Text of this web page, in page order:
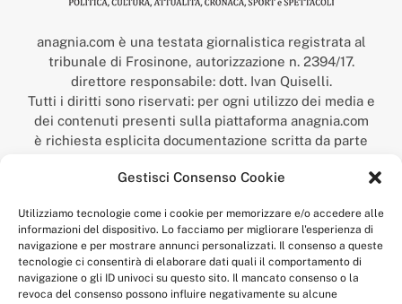
Gestisci Consenso Cookie
Utilizziamo tecnologie come i cookie per memorizzare e/o accedere alle
informazioni del dispositivo. Lo facciamo per migliorare l'esperienza di
navigazione e per mostrare annunci personalizzati. Il consenso a queste
tecnologie ci consentirà di elaborare dati quali il comportamento di
navigazione o gli ID univoci su questo sito. Il mancato consenso o la
revoca del consenso possono influire negativamente su alcune
anagnia.com è una testata giornalistica registrata al
tribunale di Frosinone, autorizzazione n. 2394/17.
direttore responsabile: dott. Ivan Quiselli.
Tutti i diritti sono riservati: per ogni utilizzo dei media e
dei contenuti presenti sulla piattaforma anagnia.com
è richiesta esplicita documentazione scritta da parte
“Anagnia” è un marchio registrato presso l’Ufficio Italiano
Economico,
num. registrazione: 302017000014044 del 9 febbraio 2017.
Per contatti:redazione@anagnia.com